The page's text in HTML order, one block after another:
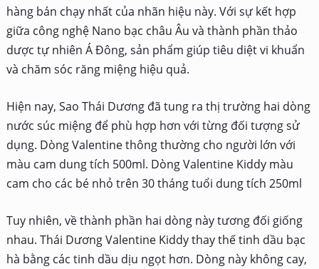
hàng bán chạy nhất của nhãn hiệu này. Với sự kết hợp
giữa công nghệ Nano bạc châu Âu và thành phần thảo
dược tự nhiên Á Đông, sản phẩm giúp tiêu diệt vi khuẩn
và chăm sóc răng miệng hiệu quả.
Hiện nay, Sao Thái Dương đã tung ra thị trường hai dòng
nước súc miệng để phù hợp hơn với từng đối tượng sử
dụng. Dòng Valentine thông thường cho người lớn với
màu cam dung tích 500ml. Dòng Valentine Kiddy màu
cam cho các bé nhỏ trên 30 tháng tuổi dung tích 250ml
Tuy nhiên, về thành phần hai dòng này tương đối giống
nhau. Thái Dương Valentine Kiddy thay thế tinh dầu bạc
hà bằng các tinh dầu dịu ngọt hơn. Dòng này không cay,